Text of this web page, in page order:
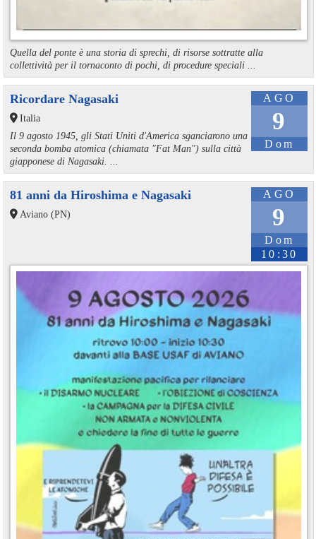
Quella del ponte è una storia di sprechi, di risorse sottratte alla
collettività per il tornaconto di pochi, di procedure speciali ...
AGO
9
Dom
Ricordare Nagasaki
Italia
Il 9 agosto 1945, gli Stati Uniti d'America sganciarono una
seconda bomba atomica (chiamata "Fat Man") sulla città
giapponese di Nagasaki. ...
AGO
9
Dom
10:30
81 anni da Hiroshima e Nagasaki
Aviano (PN)